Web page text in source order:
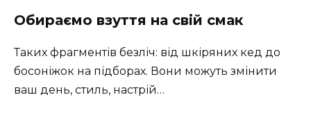
Обираємо взуття на свій смак
Таких фрагментів безліч: від шкіряних кед до
босоніжок на підборах. Вони можуть змінити
ваш день, стиль, настрій…